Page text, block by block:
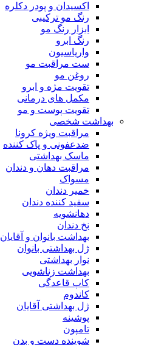
اکسیدان و پودر دکلره
رنگ مو ترکیبی
ابزار رنگ مو
رنگ ابرو
واریاسیون
ست مراقبت مو
روغن مو
تقویت مژه و ابرو
مکمل های درمانی
تقویت پوست و مو
بهداشت شخصی
مراقبت ویژه کرونا
ضدعفونی و پاک کننده
ماسک بهداشتی
مراقبت دهان و دندان
مسواک
خمیر دندان
سفید کننده دندان
دهانشویه
نخ دندان
بهداشت بانوان و آقایان
ژل بهداشتی بانوان
نوار بهداشتی
بهداشت زناشویی
کاپ قاعدگی
کاندوم
ژل بهداشتی آقایان
پوشینه
تامپون
شوینده دست و بدن